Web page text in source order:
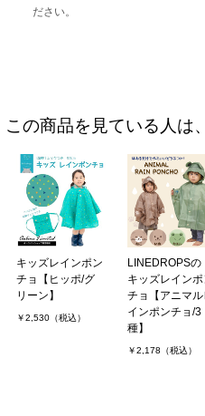
ださい。
この商品を見ている人は
キッズレインポン
チョ【ヒッポ/グ
リーン】
￥2,530（税込）
LINEDROPSの
キッズレインポ
チョ【アニマル
インポンチョ/3
種】
￥2,178（税込）